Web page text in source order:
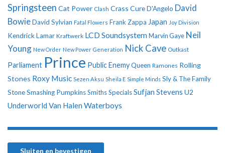
Springsteen Cat Power Clash Crass CureD'Angelo David
BowieDavid Sylvian Fatal Flowers Frank Zappa Japan Joy Division
Kendrick Lamar Kraftwerk LCD Soundsystem Marvin Gaye Neil
Young New Order New Power Generation Nick Cave Outkast
Parliament Prince Public EnemyQueen Ramones Rolling
Stones Roxy Music Sezen Aksu Sheila E Simple Minds Sly & The Family
StoneSmashing PumpkinsSmithsSpecialsSufjan Stevens U2
Underworld Van Halen Waterboys